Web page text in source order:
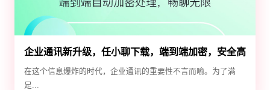
企业通讯新升级，任小聊下载，端到端加密，安全高
效！
在这个信息爆炸的时代，企业通讯的重要性不言而喻。为了满
足...